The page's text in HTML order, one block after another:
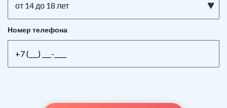
от 14 до 18 лет
Номер телефона